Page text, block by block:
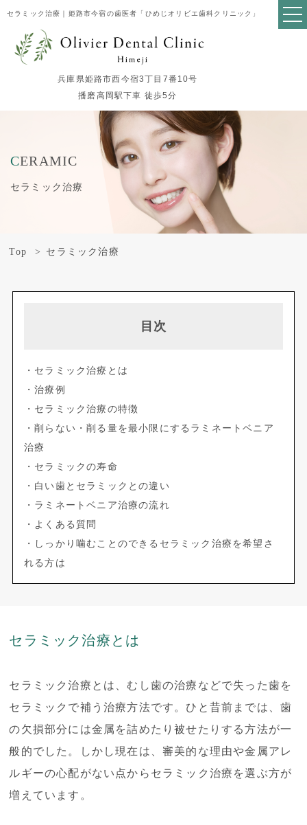
セラミック治療｜姫路市今宿の歯医者「ひめじオリビエ歯科クリニック」
兵庫県姫路市西今宿3丁目7番10号
播磨高岡駅下車 徒歩5分
CERAMIC
セラミック治療
Top セラミック治療
目次
・セラミック治療とは
・治療例
・セラミック治療の特徴
・削らない・削る量を最小限にするラミネートベニア
治療
・セラミックの寿命
・白い歯とセラミックとの違い
・ラミネートベニア治療の流れ
・よくある質問
・しっかり噛むことのできるセラミック治療を希望さ
れる方は
セラミック治療とは
セラミック治療とは、むし歯の治療などで失った歯を
セラミックで補う治療方法です。ひと昔前までは、歯
の欠損部分には金属を詰めたり被せたりする方法が一
般的でした。しかし現在は、審美的な理由や金属アレ
ルギーの心配がない点からセラミック治療を選ぶ方が
増えています。